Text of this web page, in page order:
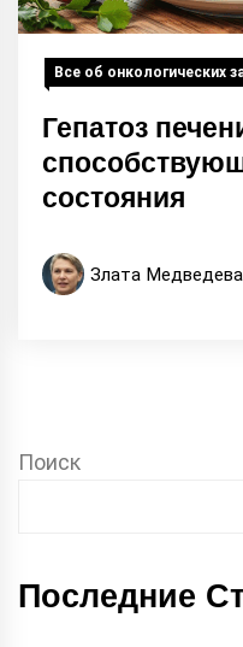
Все об онкологических
Гепатоз
состояния
Злата Медведева
Поиск
Последние